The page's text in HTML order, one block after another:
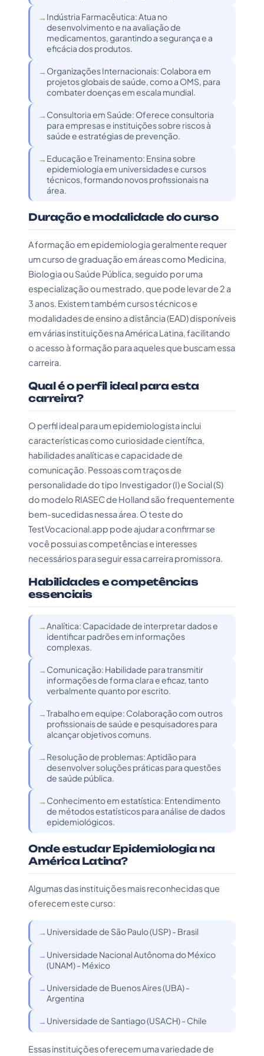
Indústria Farmacêutica: Atua no
desenvolvimento e na avaliação de
medicamentos, garantindo a segurança e a
eficácia dos produtos.
Organizações Internacionais: Colabora em
projetos globais de saúde, como a OMS, para
combater doenças em escala mundial.
Consultoria em Saúde: Oferece consultoria
para empresas e instituições sobre riscos à
saúde e estratégias de prevenção.
Educação e Treinamento: Ensina sobre
epidemiologia em universidades e cursos
técnicos, formando novos profissionais na
área.
Duração e modalidade do curso
A formação em epidemiologia geralmente requer
um curso de graduação em áreas como Medicina,
Biologia ou Saúde Pública, seguido por uma
especialização ou mestrado, que pode levar de 2 a
3 anos. Existem também cursos técnicos e
modalidades de ensino a distância (EAD) disponíveis
em várias instituições na América Latina, facilitando
o acesso à formação para aqueles que buscam essa
carreira.
Qual é o perfil ideal para esta
carreira?
O perfil ideal para um epidemiologista inclui
características como curiosidade científica,
habilidades analíticas e capacidade de
comunicação. Pessoas com traços de
personalidade do tipo Investigador (I) e Social (S)
do modelo RIASEC de Holland são frequentemente
bem-sucedidas nessa área. O teste do
TestVocacional.app pode ajudar a confirmar se
você possui as competências e interesses
necessários para seguir essa carreira promissora.
Habilidades e competências
essenciais
Analítica: Capacidade de interpretar dados e
identificar padrões em informações
complexas.
Comunicação: Habilidade para transmitir
informações de forma clara e eficaz, tanto
verbalmente quanto por escrito.
Trabalho em equipe: Colaboração com outros
profissionais de saúde e pesquisadores para
alcançar objetivos comuns.
Resolução de problemas: Aptidão para
desenvolver soluções práticas para questões
de saúde pública.
Conhecimento em estatística: Entendimento
de métodos estatísticos para análise de dados
epidemiológicos.
Onde estudar Epidemiologia na
América Latina?
Algumas das instituições mais reconhecidas que
oferecem este curso:
Universidade de São Paulo (USP) - Brasil
Universidade Nacional Autônoma do México
(UNAM) - México
Universidade de Buenos Aires (UBA) -
Argentina
Universidade de Santiago (USACH) - Chile
Essas instituições oferecem uma variedade de